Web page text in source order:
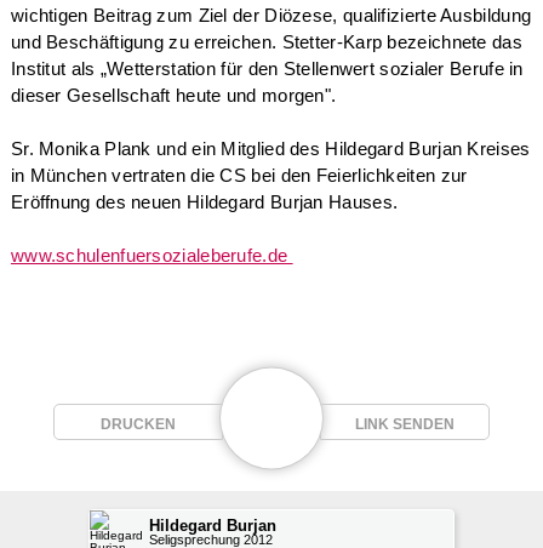
wichtigen Beitrag zum Ziel der Diözese, qualifizierte Ausbildung
und Beschäftigung zu erreichen. Stetter-Karp bezeichnete das
Institut als „Wetterstation für den Stellenwert sozialer Berufe in
dieser Gesellschaft heute und morgen".
Sr. Monika Plank und ein Mitglied des Hildegard Burjan Kreises
in München vertraten die CS bei den Feierlichkeiten zur
Eröffnung des neuen Hildegard Burjan Hauses.
www.schulenfuersozialeberufe.de
DRUCKEN LINK SENDEN
Hildegard Burjan
Seligsprechung 2012